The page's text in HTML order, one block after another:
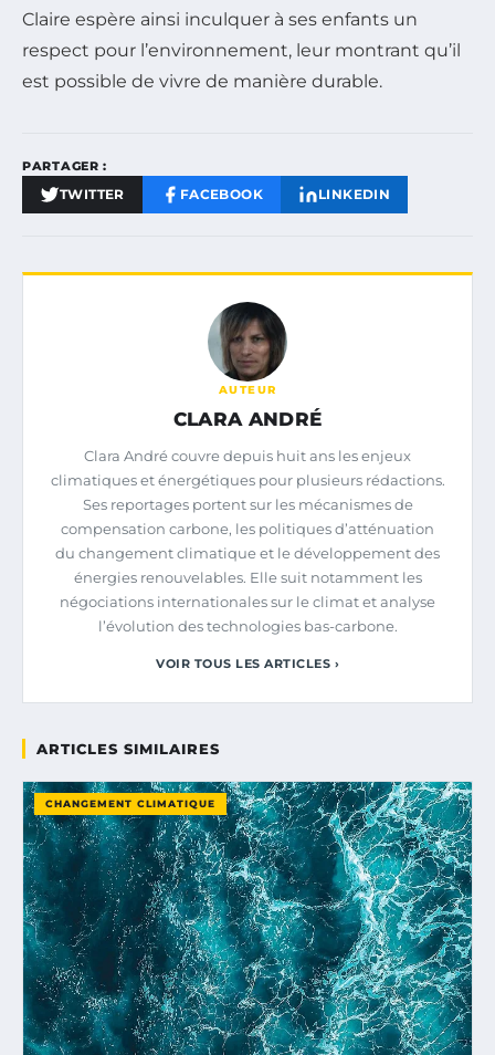
Claire espère ainsi inculquer à ses enfants un
respect pour l’environnement, leur montrant qu’il
est possible de vivre de manière durable.
PARTAGER :
TWITTER FACEBOOK LINKEDIN
AUTEUR
CLARA ANDRÉ
Clara André couvre depuis huit ans les enjeux
climatiques et énergétiques pour plusieurs rédactions.
Ses reportages portent sur les mécanismes de
compensation carbone, les politiques d’atténuation
du changement climatique et le développement des
énergies renouvelables. Elle suit notamment les
négociations internationales sur le climat et analyse
l’évolution des technologies bas-carbone.
VOIR TOUS LES ARTICLES ›
ARTICLES SIMILAIRES
CHANGEMENT CLIMATIQUE